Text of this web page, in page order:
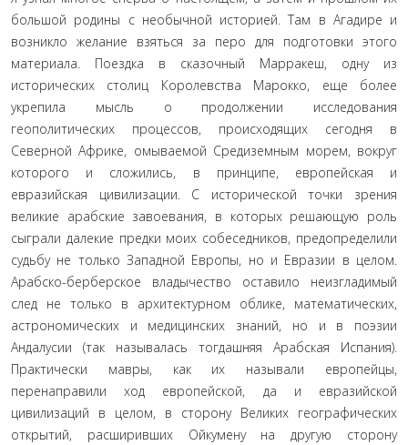
большой родины с необычной историей. Там в Агадире и
возникло желание взяться за перо для подготовки этого
материала. Поездка в сказочный Марракеш, одну из
исторических столиц Королевства Марокко, еще более
укрепила мысль о продолжении исследования
геополитических процессов, происходящих сегодня в
Северной Африке, омываемой Средиземным морем, вокруг
которого и сложились, в принципе, европейская и
евразийская цивилизации. С исторической точки зрения
великие арабские завоевания, в которых решающую роль
сыграли далекие предки моих собеседников, предопределили
судьбу не только Западной Европы, но и Евразии в целом.
Арабско-берберское владычество оставило неизгладимый
след не только в архитектурном облике, математических,
астрономических и медицинских знаний, но и в поэзии
Андалусии (так называлась тогдашняя Арабская Испания).
Практически мавры, как их называли европейцы,
перенаправили ход европейской, да и евразийской
цивилизаций в целом, в сторону Великих географических
открытий, расширивших Ойкумену на другую сторону